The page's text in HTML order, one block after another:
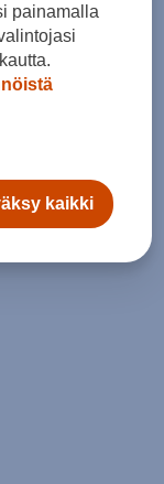
painamalla
kaikki